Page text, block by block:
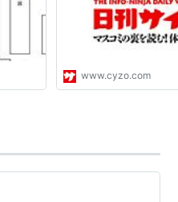
www.cyzo.com